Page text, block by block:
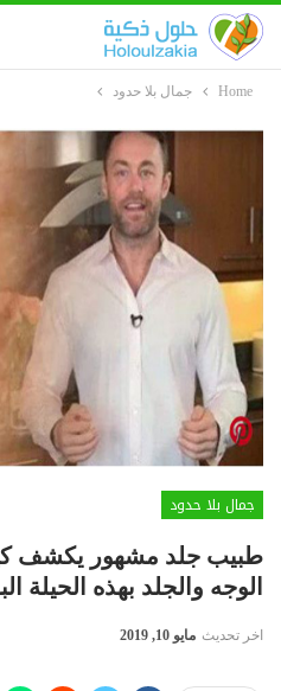
Home جمال بلا حدود
جمال بلا حدود
طبيب جلد مشهور يكشف
الوجه والجلد بهذه الحيلة
اخر تحديث مايو 10, 2019